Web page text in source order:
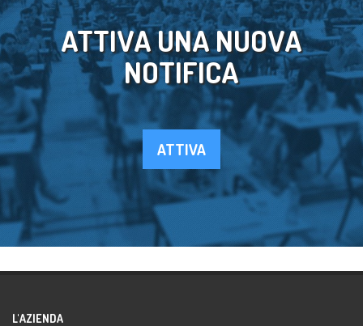
ATTIVA UNA NUOVA
NOTIFICA
ATTIVA
L'AZIENDA